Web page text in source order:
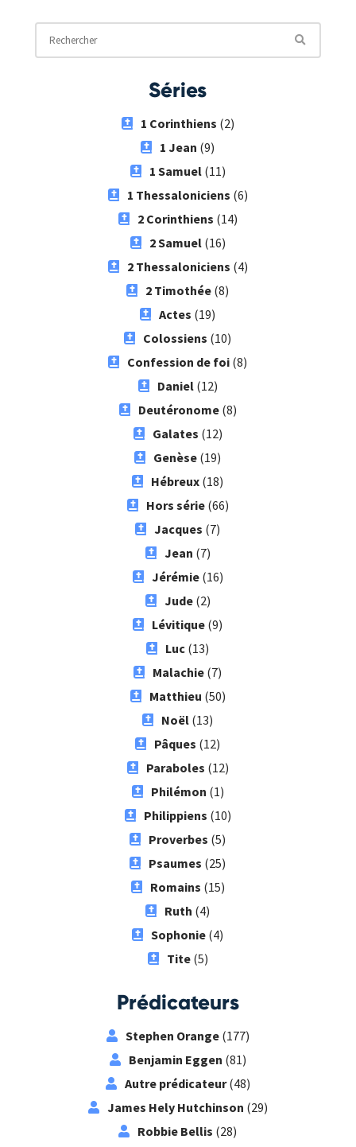
Séries
1 Corinthiens (2)
1 Jean (9)
1 Samuel(11)
1 Thessaloniciens (6)
2 Corinthiens (14)
2 Samuel(16)
2 Thessaloniciens (4)
2 Timothée (8)
Actes (19)
Colossiens (10)
Confession de foi (8)
Daniel(12)
Deutéronome(8)
Galates (12)
Genèse (19)
Hébreux (18)
Hors série(66)
Jacques (7)
Jean (7)
Jérémie(16)
Jude(2)
Lévitique (9)
Luc (13)
Malachie (7)
Matthieu (50)
Noël (13)
Pâques (12)
Paraboles (12)
Philémon (1)
Philippiens (10)
Proverbes (5)
Psaumes (25)
Romains (15)
Ruth (4)
Sophonie (4)
Tite(5)
Prédicateurs
Stephen Orange(177)
Benjamin Eggen (81)
Autre prédicateur(48)
James Hely Hutchinson (29)
Robbie Bellis (28)